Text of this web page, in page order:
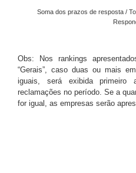
Soma dos prazos de resposta /
Obs: Nos rankings
“Gerais”, caso duas ou mais
iguais, será exibida primeiro
reclamações no período. Se a
for igual, as empresas serão